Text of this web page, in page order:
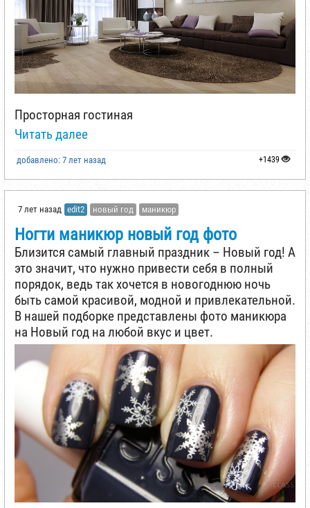
Просторная гостиная
Читать далее
добавлено: 7 лет назад +1439
7 лет назад edit2 новый год маникюр
Ногти маникюр новый год фото
Близится самый главный праздник – Новый год! А
это значит, что нужно привести себя в полный
порядок, ведь так хочется в новогоднюю ночь
быть самой красивой, модной и привлекательной.
В нашей подборке представлены фото маникюра
на Новый год на любой вкус и цвет.